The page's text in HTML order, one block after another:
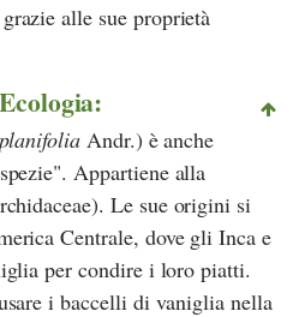
alle sue proprietà
Andr.) è anche
Appartiene alla
Le sue origini si
Centrale, dove gli Inca e
per condire i loro piatti.
i baccelli di vaniglia nella